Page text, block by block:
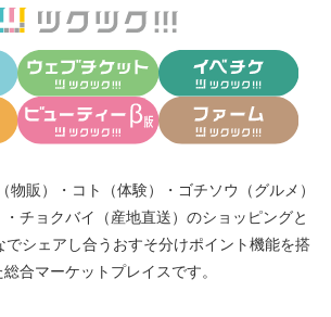
物販） ・ コト（体験） ・ ゴチソウ（グルメ）
・ チョクバイ（産地直送） のショッピングと
でシェアし合う おすそ分けポイント機能を搭
合マーケットプレイスです。